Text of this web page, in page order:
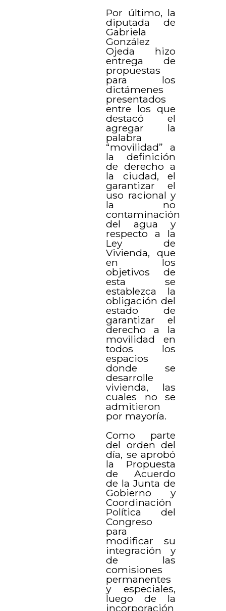
Por último, la
diputada de
Gabriela
González
Ojeda hizo
entrega de
propuestas
para los
dictámenes
presentados
entre los que
destacó el
agregar la
palabra
“movilidad” a
la definición
de derecho a
la ciudad, el
garantizar el
uso racional y
la no
contaminación
del agua y
respecto a la
Ley de
Vivienda, que
en los
objetivos de
esta se
establezca la
obligación del
estado de
garantizar el
derecho a la
movilidad en
todos los
espacios
donde se
desarrolle
vivienda, las
cuales no se
admitieron
por mayoría.
Como parte
del orden del
día, se aprobó
la Propuesta
de Acuerdo
de la Junta de
Gobierno y
Coordinación
Política del
Congreso
para
modificar su
integración y
de las
comisiones
permanentes
y especiales,
luego de la
incorporación